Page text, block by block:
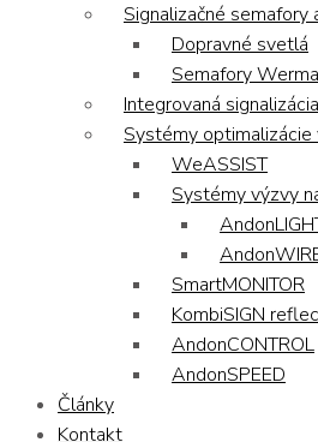
Signalizačné
Dopravné svetlá
Semafory Werma
Integrovaná
Systémy
WeASSIST
Systémy výzvy
SmartMONITOR
KombiSIGN
AndonCONTROL
AndonSPEED
Články
Kontakt